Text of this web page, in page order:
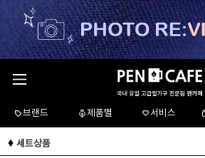
브랜드 제품별 서비스
세트상품